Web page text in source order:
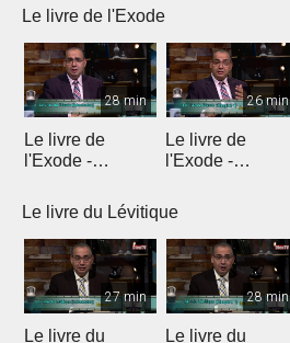
Le livre de l'Exode
28 min
Le livre de
l'Exode -
26 min
Le livre de
l'Exode -
Le livre du Lévitique
27 min
Le livre du
28 min
Le livre du